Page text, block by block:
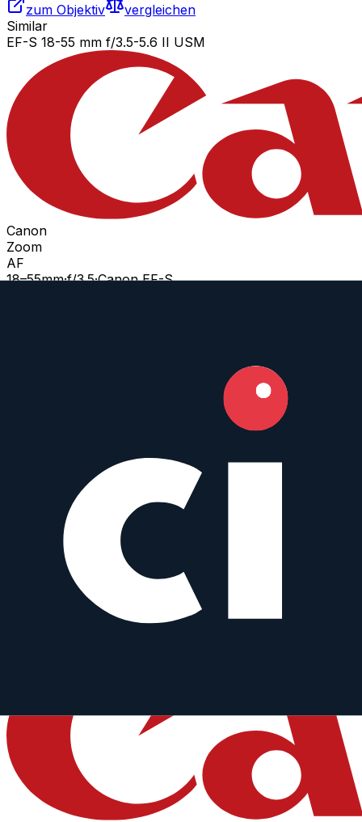
zum Objektiv
vergleichen
Similar
EF-S 18-55 mm f/3.5-5.6 II USM
Canon
Zoom
AF
18–55mm·f/3.5·Canon EF-S
f/3.5
zum Objektiv
vergleichen